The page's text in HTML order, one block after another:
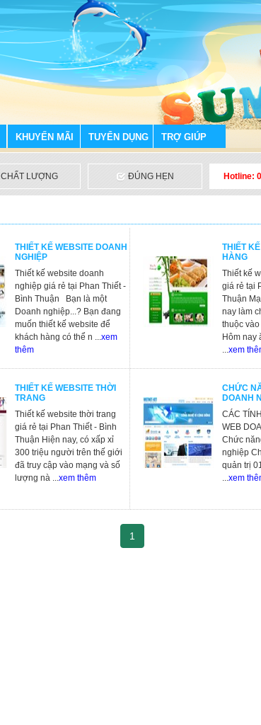
KHUYẾN MÃI TUYỂN DỤNG TRỢ GIÚP
CHẤT LƯỢNG ĐÚNG HẸN Hotline:
THIẾT KẾ WEBSITE DOANH
NGHIỆP
Thiết kế website doanh
nghiệp giá rẻ tại Phan Thiết -
Bình Thuận Bạn là một
Doanh nghiệp...? Bạn đang
muốn thiết kế website để
khách hàng có thể n ...xem
thêm
THIẾT
HÀNG
Thiết kế
giá rẻ tại
Thuận
nay làm
thuộc
Hôm nay
...xem
THIẾT KẾ WEBSITE THỜI
TRANG
Thiết kế website thời trang
giá rẻ tại Phan Thiết - Bình
Thuận Hiện nay, có xấp xỉ
300 triệu người trên thế giới
đã truy cập vào mạng và số
lượng nà ...xem thêm
CHỨC
DOANH
CÁC
WEB
Chức
nghiệp
quản trị
...xem
1